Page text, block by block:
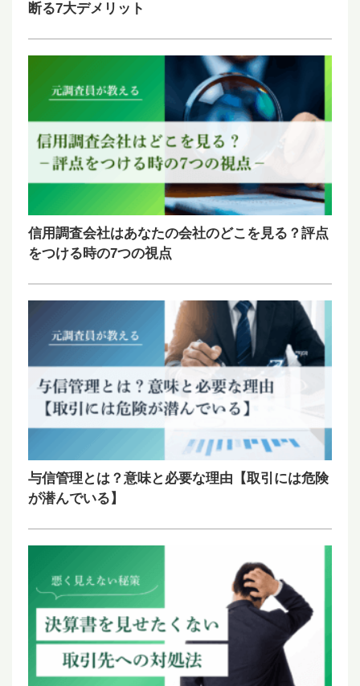
断る7大デメリット
信用調査会社はあなたの会社のどこを見る？評点
をつける時の7つの視点
与信管理とは？意味と必要な理由【取引には危険
が潜んでいる】